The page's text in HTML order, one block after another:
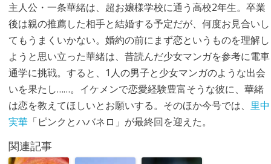
主人公・一条華緒は、超お嬢様学校に通う高校2年生。卒業
後は親の推薦した相手と結婚する予定だが、何度お見合いし
てもうまくいかない。婚約の前にまず恋というものを理解し
ようと思い立った華緒は、昔読んだ少女マンガを参考に電車
通学に挑戦。すると、1人の男子と少女マンガのような出会
いを果たし……。イケメンで恋愛経験豊富そうな彼に、華緒
は恋を教えてほしいとお願いする。そのほか今号では、 里中
実華「ピンクとハバネロ」が最終回を迎えた。
関連記事